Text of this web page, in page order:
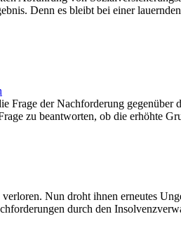
Denn es bleibt bei einer
Frage der Nachforderung
zu beantworten, ob die erhöhte
Nun droht ihnen erneutes
durch den